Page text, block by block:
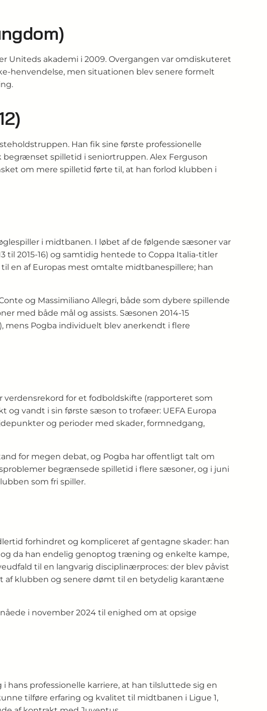
Uniteds akademi i 2009. Overgangen var omdiskuteret
men situationen blev senere formelt
Han fik sine første professionelle
begrænset spilletid i seniortruppen. Alex Ferguson
om mere spilletid førte til, at han forlod klubben i
i midtbanen. I løbet af de følgende sæsoner var
til 2015-16) og samtidig hentede to Coppa Italia‑titler
en af Europas mest omtalte midtbanespillere; han
og Massimiliano Allegri, både som dybere spillende
med både mål og assists. Sæsonen 2014-15
mens Pogba individuelt blev anerkendt i flere
for et fodboldskifte (rapporteret som
og vandt i sin første sæson to trofæer: UEFA Europa
og perioder med skader, formnedgang,
for megen debat, og Pogba har offentligt talt om
begrænsede spilletid i flere sæsoner, og i juni
som fri spiller.
forhindret og kompliceret af gentagne skader: han
da han endelig genoptog træning og enkelte kampe,
til en langvarig disciplinærproces: der blev påvist
af klubben og senere dømt til en betydelig karantæne
i november 2024 til enighed om at opsige
hans professionelle karriere, at han tilsluttede sig en
tilføre erfaring og kvalitet til midtbanen i Ligue 1,